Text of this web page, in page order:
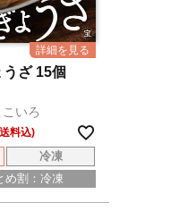
ざ 15個
こいろ
冷凍
め割：冷凍